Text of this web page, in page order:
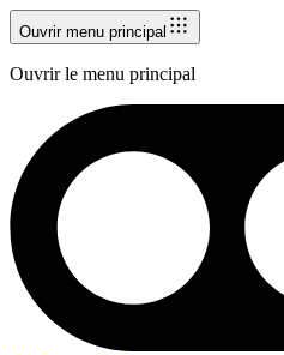
Ouvrir menu principal
Ouvrir le menu principal